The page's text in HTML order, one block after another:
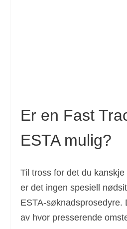
Er en Fast
ESTA mulig?
Til tross for det du
er det ingen spesiell
ESTA-søknadsprosedyre.
av hvor presserende